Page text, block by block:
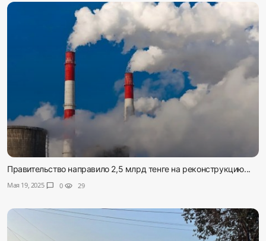
Правительство направило 2,5 млрд тенге на реконструкцию...
Мая 19, 2025 chat_bubble 0 visibility 29